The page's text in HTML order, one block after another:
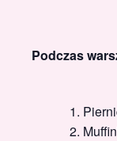
Podczas